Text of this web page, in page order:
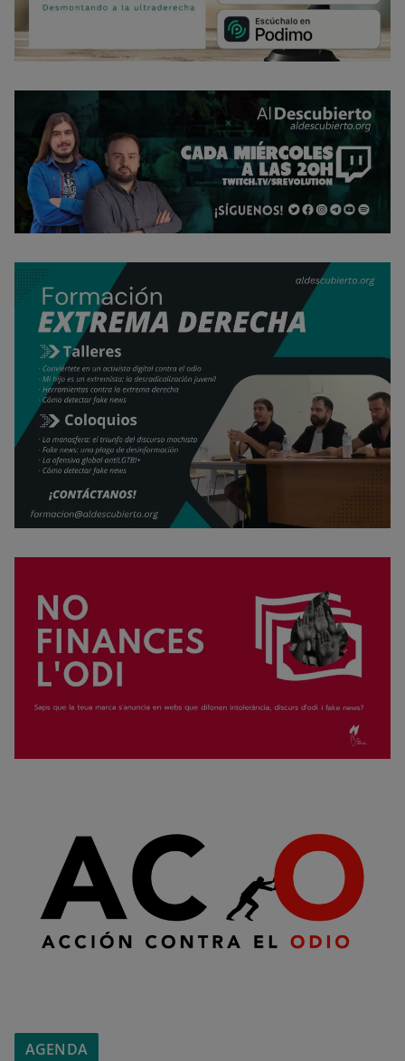
AGENDA